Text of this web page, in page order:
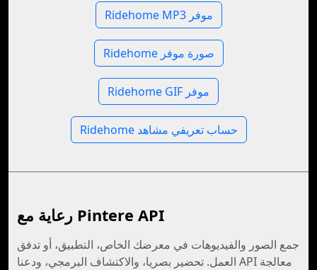
Ridehome MP3 موفر
Ridehome صورة موفر
Ridehome GIF موفر
Ridehome حساب تعريفي مشاهد
رعاية مع Pintere API
جمع الصور والفيديوهات في معرضك الخاص، التطبيق، أو تدفق
العمل. تحضير بصريا، والاكتشاف البرمجي، ودعنا API معالجة